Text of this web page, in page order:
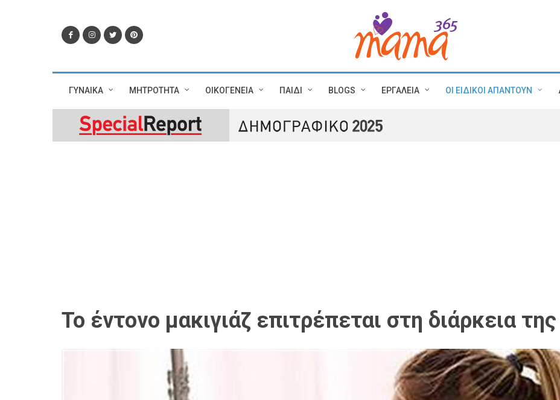
ΓΥΝΑΙΚΑ ΜΗΤΡΟΤΗΤΑ ΟΙΚΟΓΕΝΕΙΑ ΠΑΙΔΙ BLOGS ΕΡΓΑΛΕΙΑ ΟΙ ΕΙΔΙΚΟΙ ΑΠΑΝΤΟΥΝ
Το έντονο μακιγιάζ επιτρέπεται στη διάρκεια